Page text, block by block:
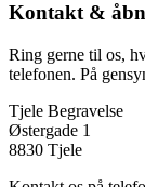
Kontakt &
Ring gerne til os,
telefonen. På
Tjele Begravelse
Østergade 1
8830 Tjele